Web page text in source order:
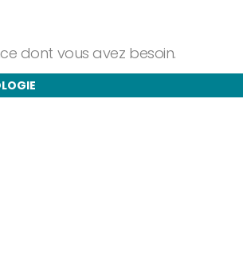
dont vous avez besoin.